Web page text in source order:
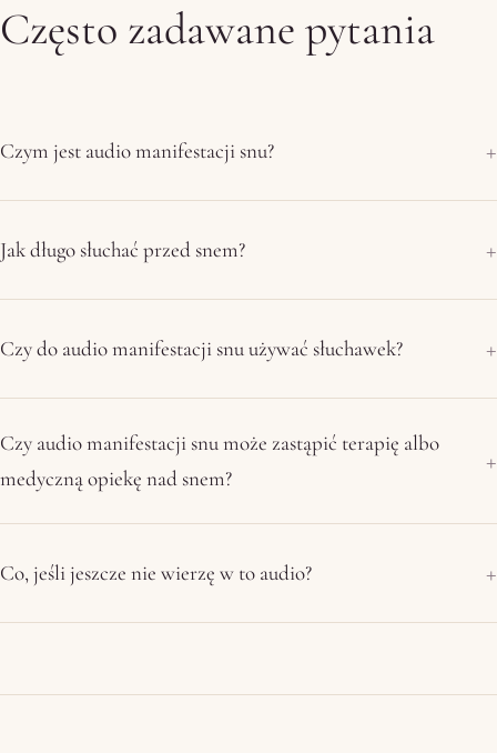
Często zadawane pytania
Czym jest audio manifestacji snu?
Jak długo słuchać przed snem?
Czy do audio manifestacji snu używać słuchawek?
Czy audio manifestacji snu może zastąpić terapię albo
medyczną opiekę nad snem?
Co, jeśli jeszcze nie wierzę w to audio?